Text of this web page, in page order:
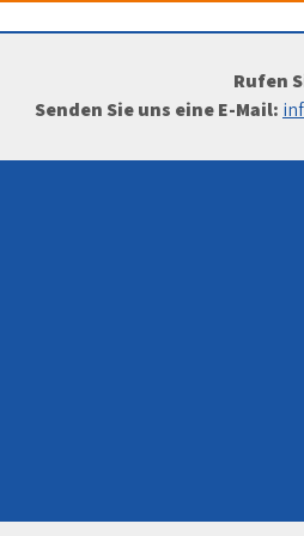
Rufen
Senden Sie uns eine E-Mail: